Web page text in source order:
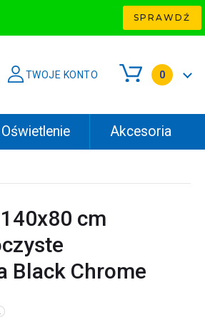
SPRAWDŹ
TWOJE KONTO 0
Oświetlenie Akcesoria
cm
Black Chrome